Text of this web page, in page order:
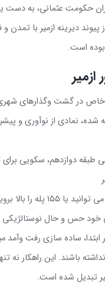
در سال ۱۹۰۱، در دوران حکومت
دیرینه ازمیر با
بوده است.
ازمیر
در گشت وگذارهای شهری
شده، نمادی از نوآوری و
طبقه دوازدهم، سکویی
توانید یا ۱۵۵ پله را بالا
خود حس و حال نوستالژیکی
ساده سازی رفت وآمد
باشند. این راهکار نه
تبدیل شده است.